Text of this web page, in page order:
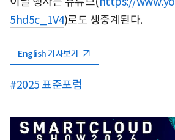
5hd5c_1V4)로도 생중계된다.
English 기사보기
#2025 표준포럼